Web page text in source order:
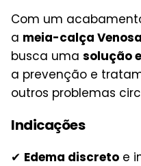
Com um
a meia-calça
busca uma solução
a prevenção e
outros problemas
Indicações
✔ Edema discreto e